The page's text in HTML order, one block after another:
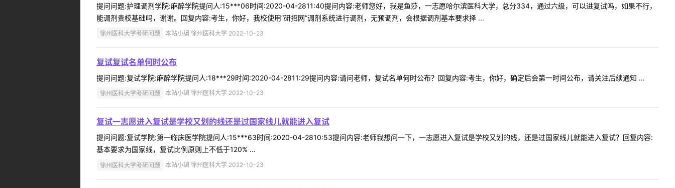
提问问题:护理调剂学院:麻醉学院提问人:15***06时间:2020-04-2811:40提问内容:老师您好，我是鱼莎，一志愿哈尔滨医科大学，总分334，通过六级，可以进复试吗，如果不行，
能调剂贵校基础吗，谢谢。回复内容:考生，你好，我校使用“研招网”调剂系统进行调剂，无预调剂，会根据调剂基本要求择 ...
徐州医科大学考研问题 本站小编 徐州医科大学 2022-10-23
复试复试名单何时公布
提问问题:复试学院:麻醉学院提问人:18***29时间:2020-04-2811:29提问内容:请问老师，复试名单何时公布？回复内容:考生，你好，确定后会第一时间公布，请关注后续通知 ...
徐州医科大学考研问题 本站小编 徐州医科大学 2022-10-23
复试一志愿进入复试是学校又划的线还是过国家线儿就能进入复试
提问问题:复试学院:第一临床医学院提问人:15***63时间:2020-04-2810:53提问内容:老师我想问一下，一志愿进入复试是学校又划的线，还是过国家线儿就能进入复试？回复内容:
基本要求为国家线，复试比例原则上不低于120% ...
徐州医科大学考研问题 本站小编 徐州医科大学 2022-10-23